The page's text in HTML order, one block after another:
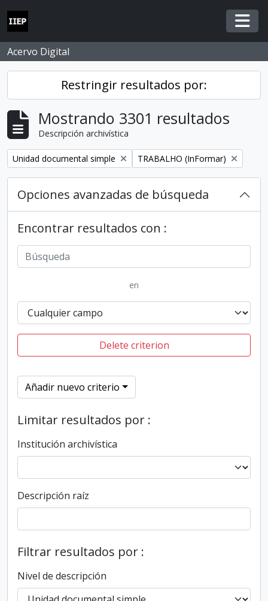
Skip to main content
Acervo Digital
Restringir resultados por:
Mostrando 3301 resultados
Descripción archivística
Remove filter:
Unidad documental simple Remove filter:
TRABALHO (InFormar)
Opciones avanzadas de búsqueda
Encontrar resultados con :
en
Delete criterion
Añadir nuevo criterio
Limitar resultados por :
Institución archivística
Descripción raíz
Filtrar resultados por :
Nivel de descripción